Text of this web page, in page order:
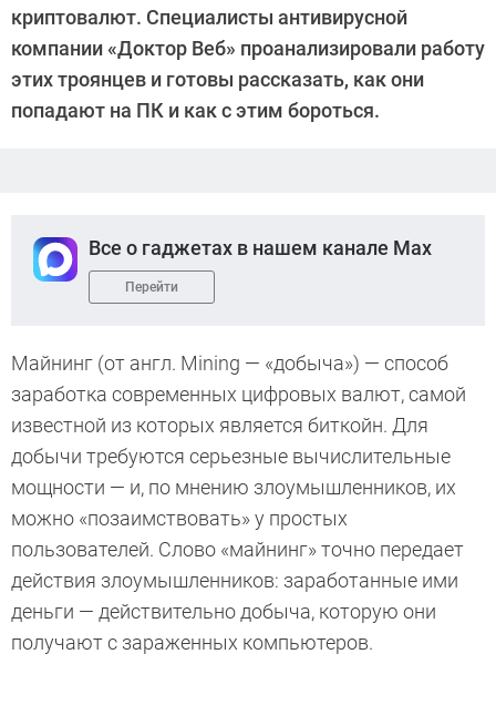
криптовалют. Специалисты антивирусной
компании «Доктор Веб» проанализировали работу
этих троянцев и готовы рассказать, как они
попадают на ПК и как с этим бороться.
Все о гаджетах в нашем канале Max
Перейти
Майнинг (от англ. Mining — «добыча») — способ
заработка современных цифровых валют, самой
известной из которых является биткойн. Для
добычи требуются серьезные вычислительные
мощности — и, по мнению злоумышленников, их
можно «позаимствовать» у простых
пользователей. Слово «майнинг» точно передает
действия злоумышленников: заработанные ими
деньги — действительно добыча, которую они
получают с зараженных компьютеров.